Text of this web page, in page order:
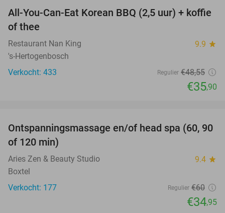
26%
All-You-Can-Eat Korean BBQ (2,5 uur) + koffie
of thee
Restaurant Nan King 9.9 star
's-Hertogenbosch
Verkocht: 433
Regulier €48,55
€35,90
42%
Ontspanningsmassage en/of head spa (60, 90
of 120 min)
Aries Zen & Beauty Studio 9.4 star
Boxtel
Verkocht: 177
Regulier €60
€34,95